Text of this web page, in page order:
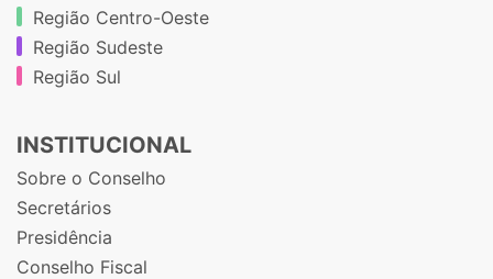
Região Centro-Oeste
Região Sudeste
Região Sul
INSTITUCIONAL
Sobre o Conselho
Secretários
Presidência
Conselho Fiscal